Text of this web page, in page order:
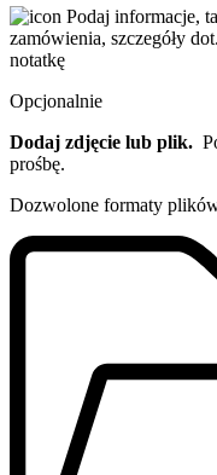
Podaj informacje,
zamówienia, szczegóły
notatkę
Opcjonalnie
Dodaj zdjęcie lub plik.
prośbę.
Dozwolone formaty